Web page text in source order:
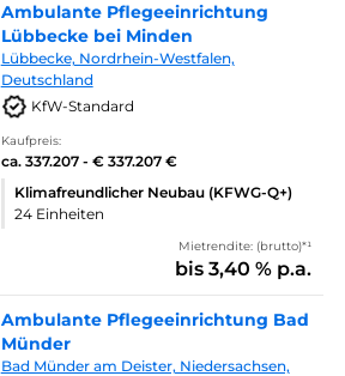
Ambulante Pflegeeinrichtung
Lübbecke bei Minden
Lübbecke, Nordrhein-Westfalen,
Deutschland
KfW-Standard
Kaufpreis:
ca. 337.207 - € 337.207 €
Klimafreundlicher Neubau (KFWG-Q+)
24 Einheiten
Mietrendite: (brutto)*¹
bis 3,40 % p.a.
Ambulante Pflegeeinrichtung Bad
Münder
Bad Münder am Deister, Niedersachsen,